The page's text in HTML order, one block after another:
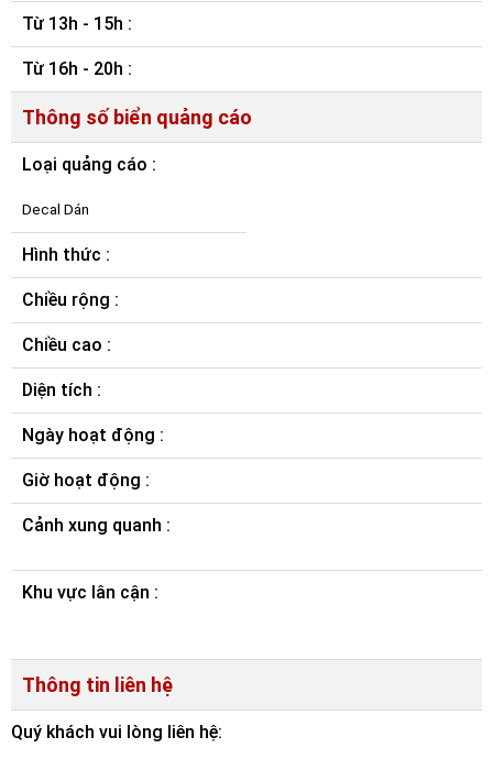
Từ 13h - 15h :
Từ 16h - 20h :
Thông số biển quảng cáo
Loại quảng cáo :
Decal Dán
Hình thức :
Chiều rộng :
Chiều cao :
Diện tích :
Ngày hoạt động :
Giờ hoạt động :
Cảnh xung quanh :
Khu vực lân cận :
Thông tin liên hệ
Quý khách vui lòng liên hệ: